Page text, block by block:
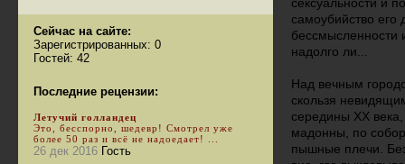
самоубийство
бессмысленности
надолго ли...
Над вечным
скользя
середины ХХ
мадонны, по
пышные плечи.
Сейчас на сайте:
Зарегистрированных: 0
Гостей: 42
Последние рецензии:
Летучий голландец
Это, бесспорно, шедевр! Смотрел уже
более 50 раз и всё не надоедает! ...
26 дек 2016 Гость